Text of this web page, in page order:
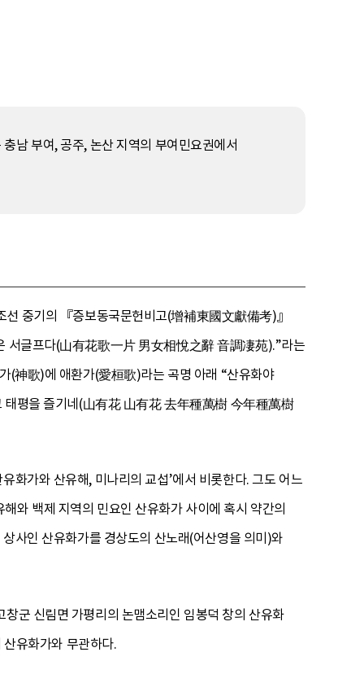
남 부여, 공주, 논산 지역의 부여민요권에서
선 중기의 『증보동국문헌비고(增補東國文獻備考)』
서글프다(山有花歌一片 男女相悅之辭 音調凄苑).”라는
(神歌)에 애환가(愛桓歌)라는 곡명 아래 “산유화야
태평을 즐기네(山有花 山有花 去年種萬樹 今年種萬樹
화가와 산유해, 미나리의 교섭’에서 비롯한다. 그도 어느
와 백제 지역의 민요인 산유화가 사이에 혹시 약간의
사인 산유화가를 경상도의 산노래(어산영을 의미)와
군 신림면 가평리의 논맴소리인 임봉덕 창의 산유화
유화가와 무관하다.